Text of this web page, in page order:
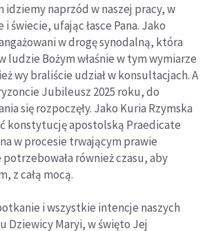
idziemy naprzód w naszej pracy, w
świecie, ufając łasce Pana. Jako
w drogę synodalną, która
ludzie Bożym właśnie w tym wymiarze
wy braliście udział w konsultacjach. A
Jubileusz 2025 roku, do
się rozpoczęły. Jako Kuria Rzymska
konstytucję apostolską Praedicate
w procesie trwającym prawie
również czasu, aby
z całą mocą.
i wszystkie intencje naszych
Dziewicy Maryi, w święto Jej